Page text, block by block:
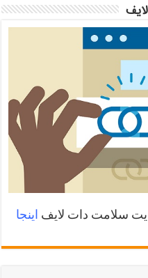
سلامت دات لایف اینجا